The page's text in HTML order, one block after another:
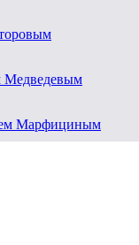
Медведевым
Марфициным